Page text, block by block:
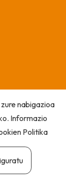
nabigazioa
Informazio
Politika